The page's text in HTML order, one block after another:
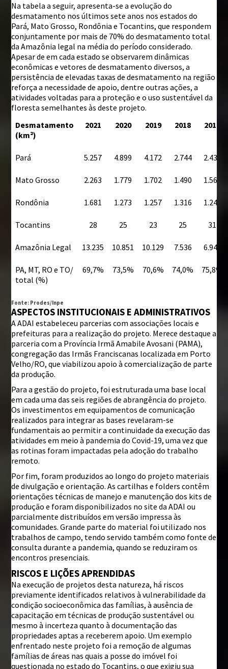
Na tabela a seguir, apresenta-se a evolução do
desmatamento nos últimos sete anos nos estados do
Pará, Mato Grosso, Rondônia e Tocantins, que respondem
conjuntamente por mais de 70% do desmatamento total
da Amazônia legal na média do período considerado.
Apesar de em cada estado se observarem dinâmicas
econômicas e vetores de desmatamento diversos, a
persistência de elevadas taxas de desmatamento na região
reforça a necessidade de apoio, dentre outras ações, a
atividades voltadas para a proteção e o uso sustentável da
floresta semelhantes às deste projeto.
Desmatamento
(km²)
2021 2020 2019 2018 2017
Pará 5.257 4.899 4.172 2.744 2.433
Mato Grosso 2.263 1.779 1.702 1.490 1.561
Rondônia 1.681 1.273 1.257 1.316 1.243
Tocantins 28 25 23 25 31
Amazônia Legal 13.235 10.851 10.129 7.536 6.947
PA, MT, RO e TO/
total (%)
69,7% 73,5% 70,6% 74,0% 75,8%
Fonte: Prodes/Inpe
ASPECTOS INSTITUCIONAIS E ADMINISTRATIVOS
A ADAI estabeleceu parcerias com associações locais e
prefeituras para a realização do projeto. Merece destaque a
parceria com a Província Irmã Amabile Avosani (PAMA),
congregação das Irmãs Franciscanas localizada em Porto
Velho/RO, que viabilizou apoio à comercialização de parte
da produção.
Para a gestão do projeto, foi estruturada uma base local
em cada uma das seis regiões de abrangência do projeto.
Os investimentos em equipamentos de comunicação
realizados para integrar as bases revelaram-se
fundamentais ao permitir a continuidade da execução das
atividades em meio à pandemia do Covid-19, uma vez que
as rotinas foram impactadas pela adoção do trabalho
remoto.
Por fim, foram produzidos ao longo do projeto materiais
de divulgação e orientação. As cartilhas e folders contêm
orientações técnicas de manejo e manutenção dos kits de
produção e foram disponibilizados no site da ADAI ou
parcialmente distribuídos em versão impressa às
comunidades. Grande parte do material foi utilizado nos
trabalhos de campo, tendo servido também como fonte de
consulta durante a pandemia, quando se reduziram os
encontros presenciais.
RISCOS E LIÇÕES APRENDIDAS
Na execução de projetos desta natureza, há riscos
previamente identificados relativos à vulnerabilidade da
condição socioeconômica das famílias, à ausência de
capacitação em técnicas de produção sustentável ou
mesmo à incerteza quanto à documentação das
propriedades aptas a receberem apoio. Um exemplo
enfrentado neste projeto foi a remoção de algumas
famílias de áreas nas quais a posse do imóvel foi
questionada no estado do Tocantins, o que exigiu sua